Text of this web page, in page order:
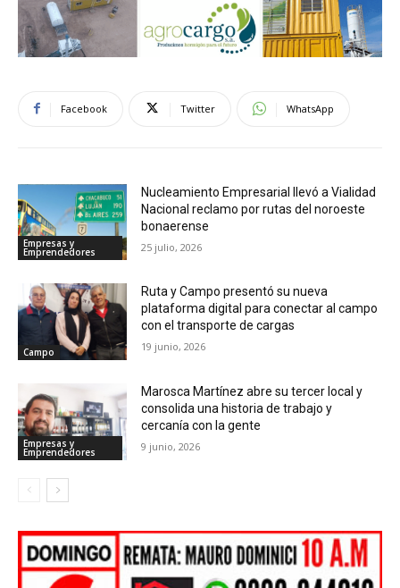
Facebook Twitter WhatsApp
Empresas y
Emprendedores
Nucleamiento Empresarial llevó a Vialidad
Nacional reclamo por rutas del noroeste
bonaerense
25 julio, 2026
Campo
Ruta y Campo presentó su nueva
plataforma digital para conectar al campo
con el transporte de cargas
19 junio, 2026
Empresas y
Emprendedores
Marosca Martínez abre su tercer local y
consolida una historia de trabajo y
cercanía con la gente
9 junio, 2026